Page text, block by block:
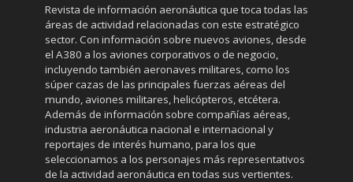
Revista de información aeronáutica que toca todas las
áreas de actividad relacionadas con este estratégico
sector. Con información sobre nuevos aviones, desde
el A380 a los aviones corporativos o de negocio,
incluyendo también aeronaves militares, como los
súper cazas de las principales fuerzas aéreas del
mundo, aviones militares, helicópteros, etcétera.
Además de información sobre compañías aéreas,
industria aeronáutica nacional e internacional y
reportajes de interés humano, para los que
seleccionamos a los personajes más representativos
de la actividad aeronáutica en todas sus vertientes.